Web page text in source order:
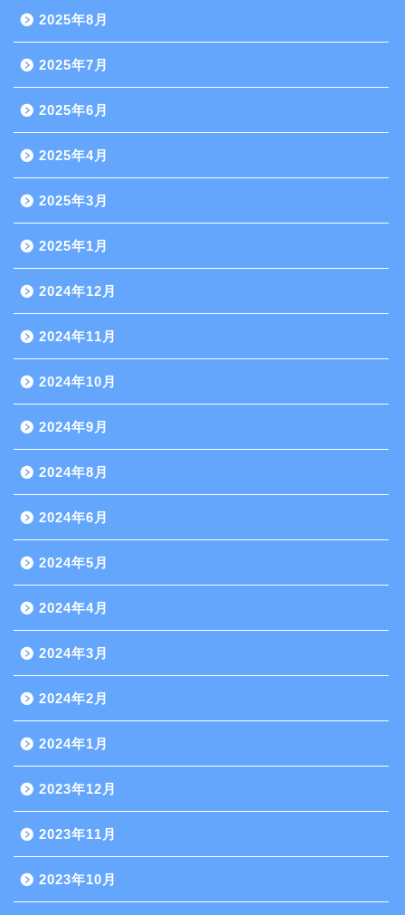
2025年8月
2025年7月
2025年6月
2025年4月
2025年3月
2025年1月
2024年12月
2024年11月
2024年10月
2024年9月
2024年8月
2024年6月
2024年5月
2024年4月
2024年3月
2024年2月
2024年1月
2023年12月
2023年11月
2023年10月